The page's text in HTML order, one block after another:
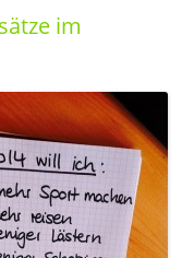
im